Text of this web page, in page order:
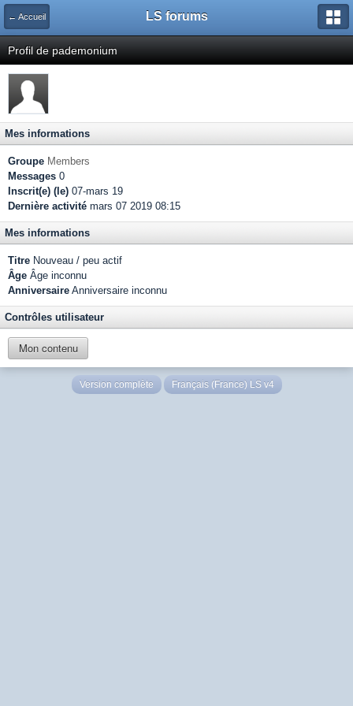
← Accueil LS forums
Profil de pademonium
Mes informations
Groupe Members
Messages 0
Inscrit(e) (le) 07-mars 19
Dernière activité mars 07 2019 08:15
Mes informations
Titre Nouveau / peu actif
Âge Âge inconnu
Anniversaire Anniversaire inconnu
Contrôles utilisateur
Mon contenu
Version complète Français (France) LS v4